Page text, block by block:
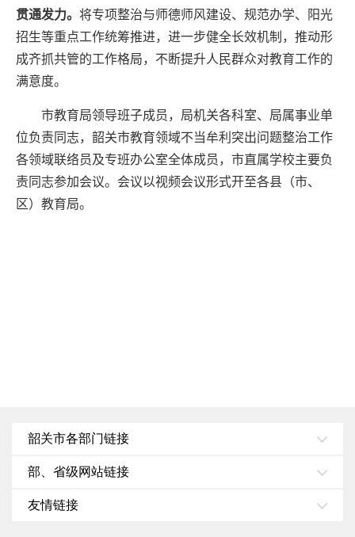
贯通发力。 将专项整治与师德师风建设、规范办学、阳光
招生等重点工作统筹推进，进一步健全长效机制，推动形
成齐抓共管的工作格局，不断提升人民群众对教育工作的
满意度。
市教育局领导班子成员，局机关各科室、局属事业单
位负责同志， 韶关市教育领域不当牟利突出问题整治工作
各领域联络员及专班办公室全体成员， 市直属学校主要负
责同志参加会议。会议以视频会议形式开至各县（市、
区）教育局。
韶关市各部门链接
部、省级网站链接
友情链接